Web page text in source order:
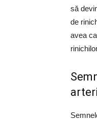
să
de
avea